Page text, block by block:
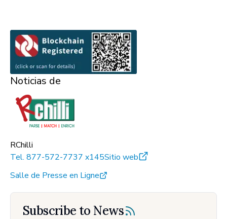
Noticias de
RChilli
Tel. 877-572-7737 x145Sitio web
Salle de Presse en Ligne
Subscribe to News